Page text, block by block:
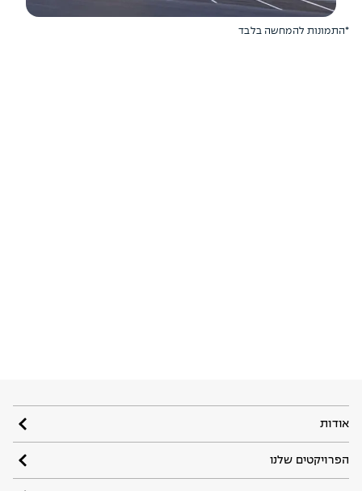
*התמונות להמחשה בלבד
אודות
הפרויקטים שלנו